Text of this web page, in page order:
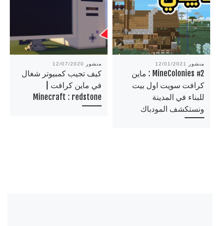
منشور 12/07/2020
كيف تجيب كمبيوتر شغال
في ماين كرافت |
Minecraft : redstone
منشور 12/01/2021
MineColonies #2 : ماين
كرافت سويت اول بيت
للبناء في المدينة
ونستكشف المودباك